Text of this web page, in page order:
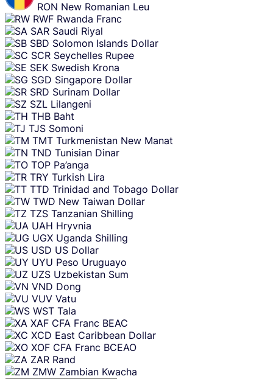
RON New Romanian Leu
RWF Rwanda Franc
SAR Saudi Riyal
SBD Solomon Islands Dollar
SCR Seychelles Rupee
SEK Swedish Krona
SGD Singapore Dollar
SRD Surinam Dollar
SZL Lilangeni
THB Baht
TJS Somoni
TMT Turkmenistan New Manat
TND Tunisian Dinar
TOP Pa’anga
TRY Turkish Lira
TTD Trinidad and Tobago Dollar
TWD New Taiwan Dollar
TZS Tanzanian Shilling
UAH Hryvnia
UGX Uganda Shilling
USD US Dollar
UYU Peso Uruguayo
UZS Uzbekistan Sum
VND Dong
VUV Vatu
WST Tala
XAF CFA Franc BEAC
XCD East Caribbean Dollar
XOF CFA Franc BCEAO
ZAR Rand
ZMW Zambian Kwacha